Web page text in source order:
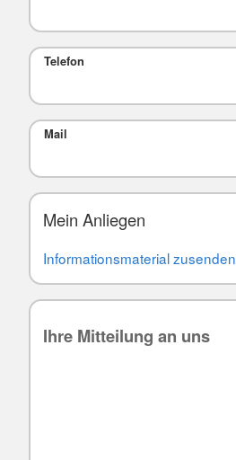
Telefon
Mail
Mein Anliegen
Informationsmaterial zusenden